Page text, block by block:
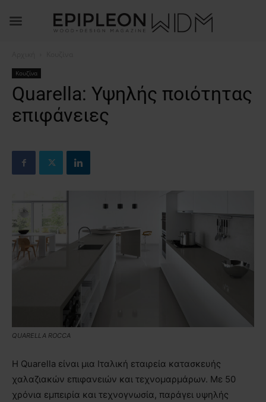
Κουζίνα
Quarella: Υψηλής ποιότητας
επιφάνειες
QUARELLA ROCCA
Η Quarella είναι μια Ιταλική εταιρεία κατασκευής
χαλαζιακών επιφανειών και τεχνομαρμάρων. Με 50
χρόνια εμπειρία και τεχνογνωσία, παράγει υψηλής